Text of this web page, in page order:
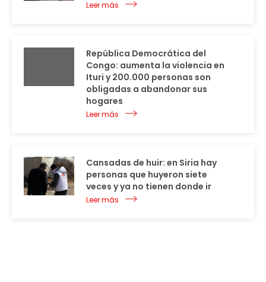
Leer más
República Democrática del
Congo: aumenta la violencia en
Ituri y 200.000 personas son
obligadas a abandonar sus
hogares
Leer más
Cansadas de huir: en Siria hay
personas que huyeron siete
veces y ya no tienen donde ir
Leer más